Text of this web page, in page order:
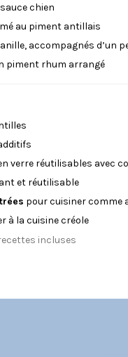
chien
au piment antillais
accompagnés d’un
verre réutilisables avec
et réutilisable
pour cuisiner comme
à la cuisine créole